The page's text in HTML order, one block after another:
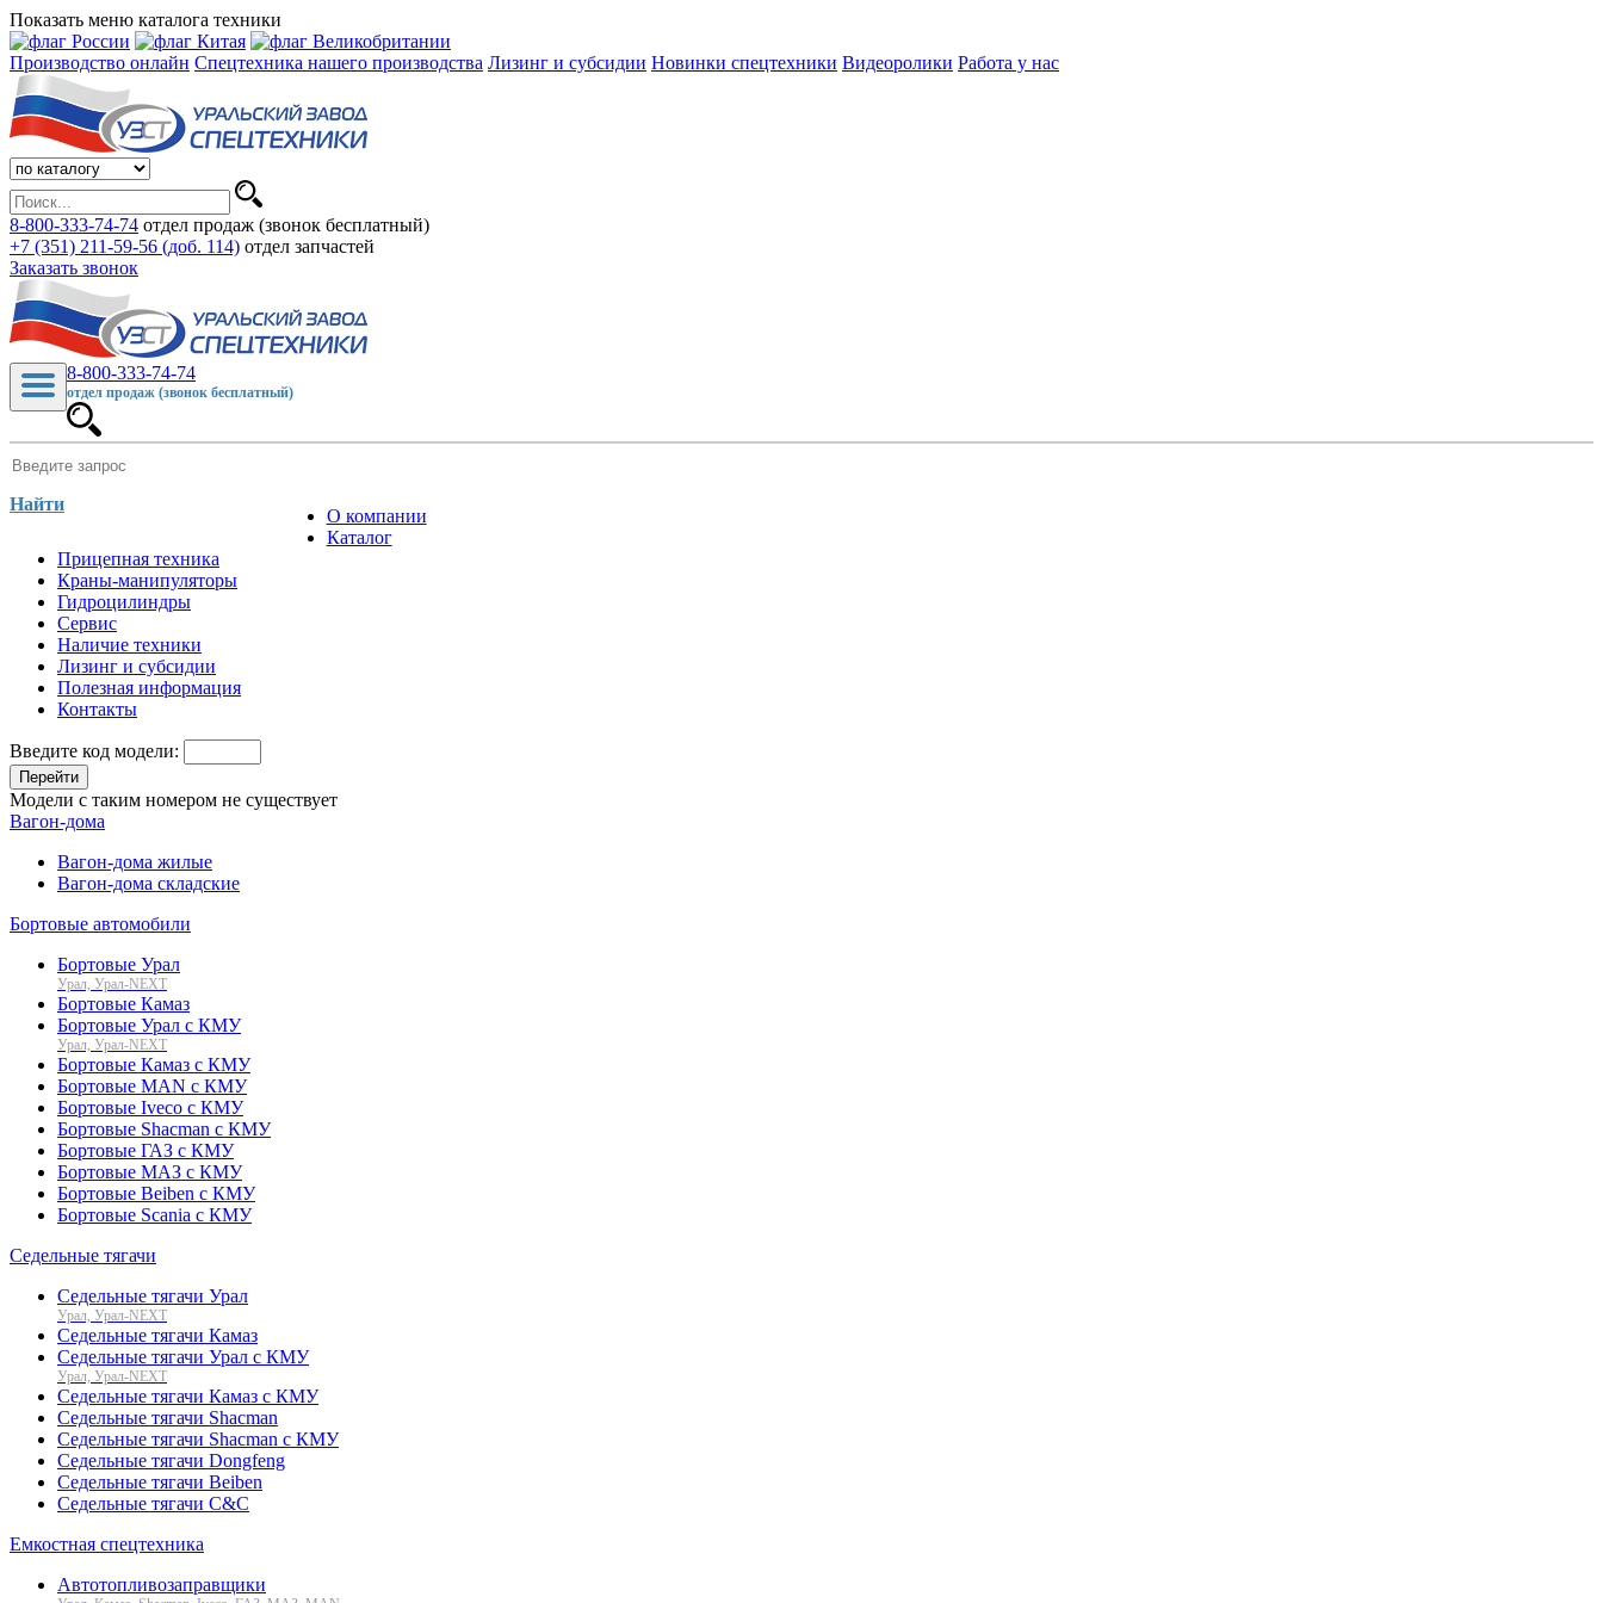
Показать меню каталога техники
Производство онлайн Спецтехника нашего производства Лизинг и субсидии Новинки спецтехники Видеоролики Работа у нас
8-800-333-74-74 отдел продаж (звонок бесплатный)
+7 (351) 211-59-56 (доб. 114) отдел запчастей
Заказать звонок
8-800-333-74-74
отдел продаж (звонок бесплатный)
Найти
О компании
Каталог
Прицепная техника
Краны-манипуляторы
Гидроцилиндры
Сервис
Наличие техники
Лизинг и субсидии
Полезная информация
Контакты
Введите код модели:
Перейти
Модели с таким номером не существует
Вагон-дома
Вагон-дома жилые
Вагон-дома складские
Бортовые автомобили
Бортовые Урал
Урал, Урал-NEXT
Бортовые Камаз
Бортовые Урал с КМУ
Урал, Урал-NEXT
Бортовые Камаз с КМУ
Бортовые MAN с КМУ
Бортовые Iveco с КМУ
Бортовые Shacman с КМУ
Бортовые ГАЗ с КМУ
Бортовые МАЗ с КМУ
Бортовые Beiben с КМУ
Бортовые Scania с КМУ
Седельные тягачи
Седельные тягачи Урал
Урал, Урал-NEXT
Седельные тягачи Камаз
Седельные тягачи Урал с КМУ
Урал, Урал-NEXT
Седельные тягачи Камаз с КМУ
Седельные тягачи Shacman
Седельные тягачи Shacman с КМУ
Седельные тягачи Dongfeng
Седельные тягачи Beiben
Седельные тягачи C&C
Емкостная спецтехника
Автотопливозаправщики